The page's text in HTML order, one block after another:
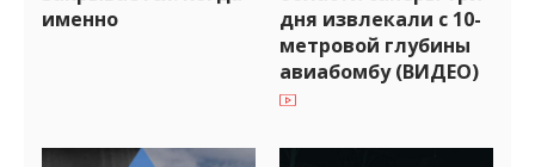
именно
дня извлекали с 10-
метровой глубины
авиабомбу (ВИДЕО)